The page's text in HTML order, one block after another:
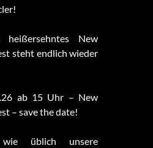
heißersehntes New
steht endlich wieder
ab 15 Uhr – New
– save the date!
üblich unsere